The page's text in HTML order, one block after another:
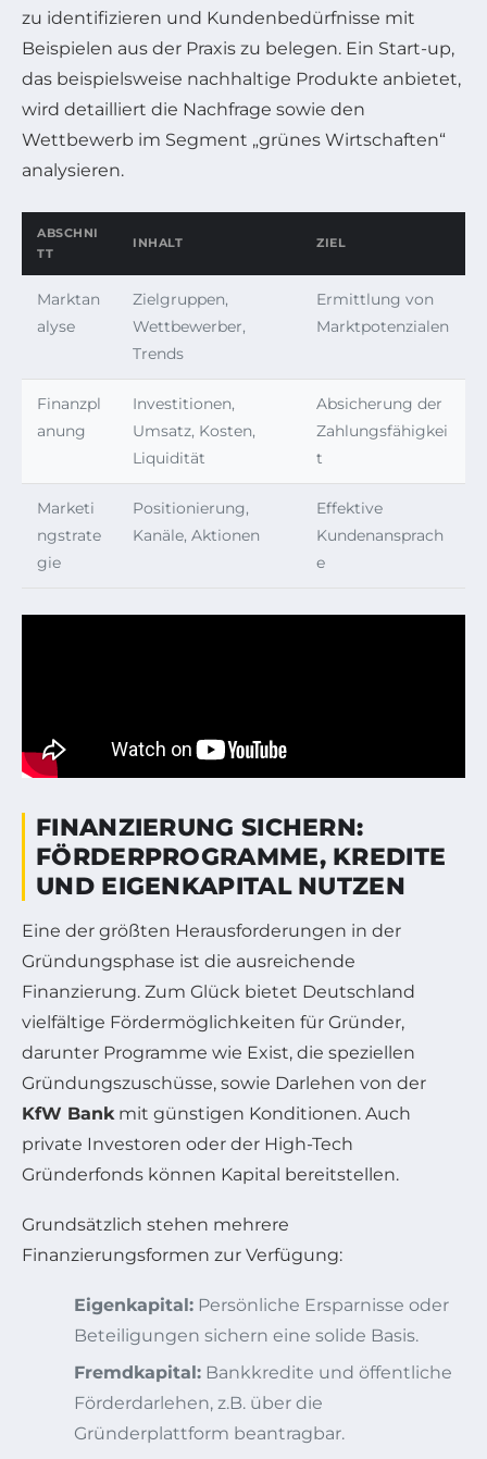
zu identifizieren und Kundenbedürfnisse mit
Beispielen aus der Praxis zu belegen. Ein Start-up,
das beispielsweise nachhaltige Produkte anbietet,
wird detailliert die Nachfrage sowie den
Wettbewerb im Segment „grünes Wirtschaften“
analysieren.
ABSCHNI
TT
INHALT ZIEL
Marktan
alyse
Zielgruppen,
Wettbewerber,
Trends
Ermittlung von
Marktpotenzialen
Finanzpl
anung
Investitionen,
Umsatz, Kosten,
Liquidität
Absicherung der
Zahlungsfähigkei
t
Marketi
ngstrate
gie
Positionierung,
Kanäle, Aktionen
Effektive
Kundenansprach
e
FINANZIERUNG SICHERN:
FÖRDERPROGRAMME, KREDITE
UND EIGENKAPITAL NUTZEN
Eine der größten Herausforderungen in der
Gründungsphase ist die ausreichende
Finanzierung. Zum Glück bietet Deutschland
vielfältige Fördermöglichkeiten für Gründer,
darunter Programme wie Exist, die speziellen
Gründungszuschüsse, sowie Darlehen von der
KfW Bankmit günstigen Konditionen. Auch
private Investoren oder der High-Tech
Gründerfonds können Kapital bereitstellen.
Grundsätzlich stehen mehrere
Finanzierungsformen zur Verfügung:
Eigenkapital: Persönliche Ersparnisse oder
Beteiligungen sichern eine solide Basis.
Fremdkapital: Bankkredite und öffentliche
Förderdarlehen, z.B. über die
Gründerplattform beantragbar.